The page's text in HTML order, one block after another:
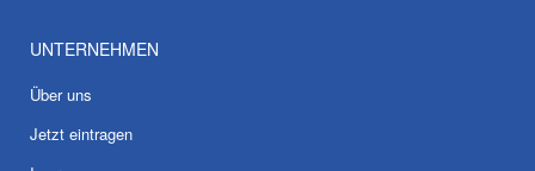
UNTERNEHMEN
Über uns
Jetzt eintragen